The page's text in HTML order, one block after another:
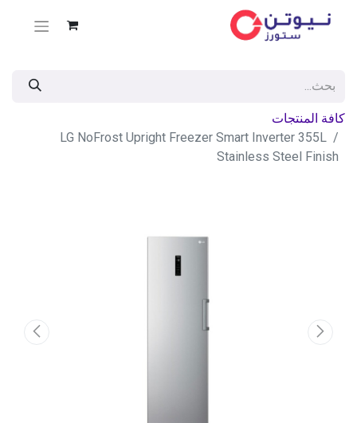
كافة المنتجات
LG NoFrost Upright Freezer Smart Inverter 355L
Stainless Steel Finish